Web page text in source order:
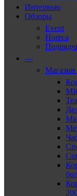
Интервью
Обзоры
Event
Horeca
—
Магазин